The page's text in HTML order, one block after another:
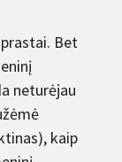
Bet
neturėjau
kaip